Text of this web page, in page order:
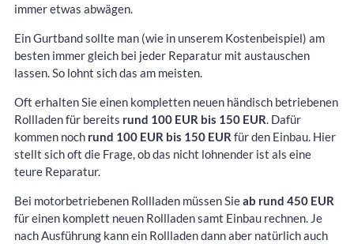
immer etwas abwägen.
Ein Gurtband sollte man (wie in unserem Kostenbeispiel) am
besten immer gleich bei jeder Reparatur mit austauschen
lassen. So lohnt sich das am meisten.
Oft erhalten Sie einen kompletten neuen händisch betriebenen
Rollladen für bereits rund 100 EUR bis 150 EUR. Dafür
kommen noch rund 100 EUR bis 150 EUR für den Einbau. Hier
stellt sich oft die Frage, ob das nicht lohnender ist als eine
teure Reparatur.
Bei motorbetriebenen Rollladen müssen Sieab rund 450 EUR
für einen komplett neuen Rollladen samt Einbau rechnen. Je
nach Ausführung kann ein Rollladen dann aber natürlich auch